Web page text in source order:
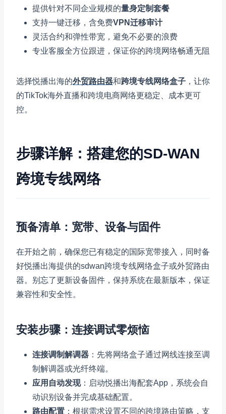
提供针对不同企业规模的量身定制套餐
支持一键迁移，含免费VPN迁移审计
灵活合约和弹性带宽，避免不必要的浪费
专业客服全方位跟进，保证你的跨境网络畅通无阻
选择悦播出海的外贸路由器和跨境专线网络盒子 ，让你
的TikTok海外直播和跨境电商网络更稳定、成本更可
控。
步骤详解：搭建您的SD-WAN
跨境专线网络
预备清单：宽带、设备与固件
在开始之前，确保您已有稳定的国际宽带接入，同时备
好悦播出海提供的sdwan跨境专线网络盒子或外贸路由
器。别忘了更新设备固件，保持系统在最新版本，保证
兼容性和安全性。
安装步骤：连接调试零烦恼
连接调制解调器 ：先将网络盒子通过网线连接至调
制解调器或光纤终端。
应用自动发现：启动悦播出海配套App，系统会自
动识别设备并完成基础配置。
路由配置 ：根据需求设置不同的跨境路由策略，支